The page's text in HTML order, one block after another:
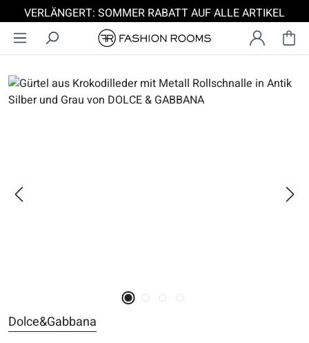
Zum Hauptinhalt springen
VERLÄNGERT: SOMMER RABATT AUF ALLE ARTIKEL
Bildergalerie überspringen
Dolce&Gabbana